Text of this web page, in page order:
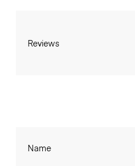
Reviews
Name